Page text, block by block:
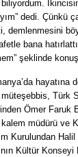
biliyordum.
dedi. Çünkü
demlenmesini
bana
şeklinde
hayatına
müteşebbis, Türk
Ömer Faruk
müdürü ve
Kurulundan
Kültür Konseyi